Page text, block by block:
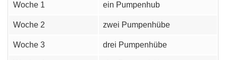
Woche 1 ein Pumpenhub
Woche 2 zwei Pumpenhübe
Woche 3 drei Pumpenhübe